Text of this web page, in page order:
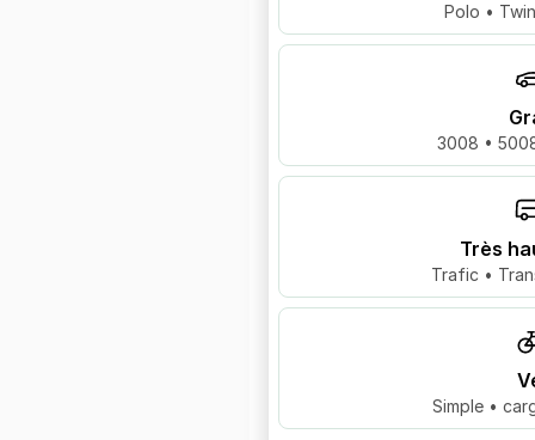
Polo •
3008 •
Très
Trafic •
Simple •